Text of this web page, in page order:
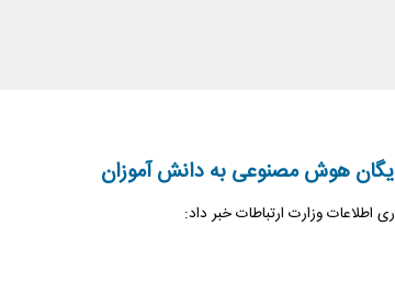
هوش مصنوعی به دانش آموزان
اطلاعات وزارت ارتباطات خبر داد: